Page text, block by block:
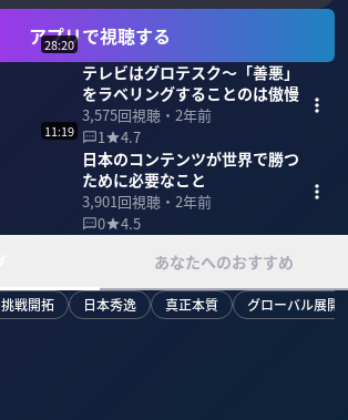
アプリで視聴する
28:20
テレビはグロテスク〜「善悪」
をラベリングすることのは傲慢
3,575回視聴・ 2年前
1
4.7
11:19
日本のコンテンツが世界で勝つ
ために必要なこと
3,901回視聴・ 2年前
0
4.5
あなたへのおすすめ
挑戦開拓 日本秀逸 真正本質 グローバル展開